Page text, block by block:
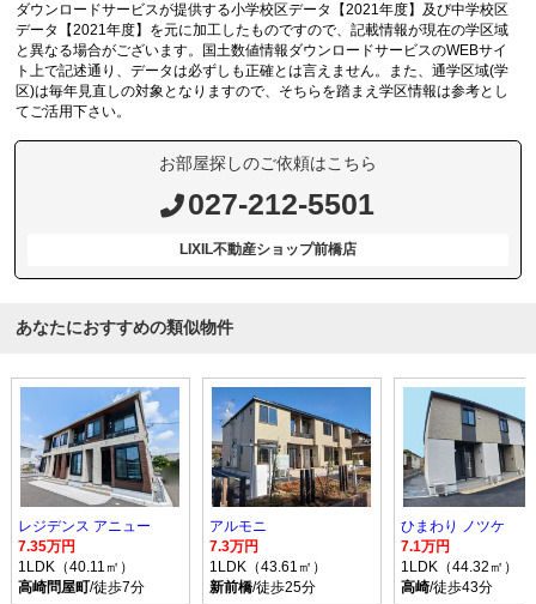
ダウンロードサービスが提供する小学校区データ【2021年度】及び中学校区
データ【2021年度】を元に加工したものですので、記載情報が現在の学区域
と異なる場合がございます。国土数値情報ダウンロードサービスのWEBサイ
ト上で記述通り、データは必ずしも正確とは言えません。また、通学区域(学
区)は毎年見直しの対象となりますので、そちらを踏まえ学区情報は参考とし
てご活用下さい。
お部屋探しのご依頼はこちら
027-212-5501
LIXIL不動産ショップ前橋店
あなたにおすすめの類似物件
レジデンス アニュー
7.35万円
1LDK（40.11㎡）
高崎問屋町/徒歩7分
アルモニ
7.3万円
1LDK（43.61㎡）
新前橋/徒歩25分
ひまわり ノツケ
7.1万円
1LDK（44.32㎡）
高崎/徒歩43分